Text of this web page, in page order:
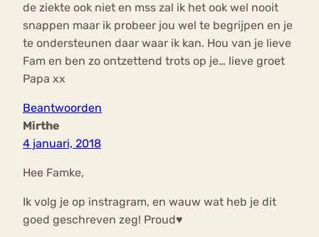
de ziekte ook niet en mss zal ik het ook wel nooit
snappen maar ik probeer jou wel te begrijpen en je
te ondersteunen daar waar ik kan. Hou van je lieve
Fam en ben zo ontzettend trots op je… lieve groet
Papa xx
Beantwoorden
Mirthe
4 januari, 2018
Hee Famke,
Ik volg je op instragram, en wauw wat heb je dit
goed geschreven zeg! Proud♥